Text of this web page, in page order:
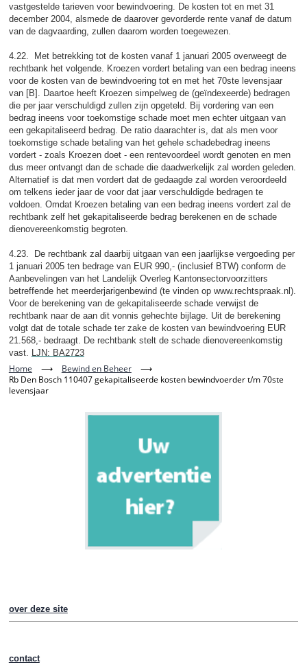
vastgestelde tarieven voor bewindvoering. De kosten tot en met 31
december 2004, alsmede de daarover gevorderde rente vanaf de datum
van de dagvaarding, zullen daarom worden toegewezen.
4.22. Met betrekking tot de kosten vanaf 1 januari 2005 overweegt de
rechtbank het volgende. Kroezen vordert betaling van een bedrag ineens
voor de kosten van de bewindvoering tot en met het 70ste levensjaar
van [B]. Daartoe heeft Kroezen simpelweg de (geïndexeerde) bedragen
die per jaar verschuldigd zullen zijn opgeteld. Bij vordering van een
bedrag ineens voor toekomstige schade moet men echter uitgaan van
een gekapitaliseerd bedrag. De ratio daarachter is, dat als men voor
toekomstige schade betaling van het gehele schadebedrag ineens
vordert - zoals Kroezen doet - een rentevoordeel wordt genoten en men
dus meer ontvangt dan de schade die daadwerkelijk zal worden geleden.
Alternatief is dat men vordert dat de gedaagde zal worden veroordeeld
om telkens ieder jaar de voor dat jaar verschuldigde bedragen te
voldoen. Omdat Kroezen betaling van een bedrag ineens vordert zal de
rechtbank zelf het gekapitaliseerde bedrag berekenen en de schade
dienovereenkomstig begroten.
4.23. De rechtbank zal daarbij uitgaan van een jaarlijkse vergoeding per
1 januari 2005 ten bedrage van EUR 990,- (inclusief BTW) conform de
Aanbevelingen van het Landelijk Overleg Kantonsectorvoorzitters
betreffende het meerderjarigenbewind (te vinden op www.rechtspraak.nl).
Voor de berekening van de gekapitaliseerde schade verwijst de
rechtbank naar de aan dit vonnis gehechte bijlage. Uit de berekening
volgt dat de totale schade ter zake de kosten van bewindvoering EUR
21.568,- bedraagt. De rechtbank stelt de schade dienovereenkomstig
vast. LJN: BA2723
Home ⟶ Bewind en Beheer
⟶
Rb Den Bosch 110407 gekapitaliseerde kosten bewindvoerder t/m 70ste
levensjaar
over deze site
contact